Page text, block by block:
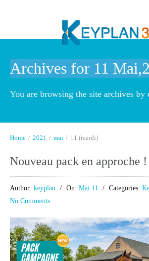
Archives for 11
You are browsing the site archives by
Home / 2021 / mai / 11 (mardi)
Nouveau pack en approche !
Author: keyplan On: Mai 11 Categories:
No Comments